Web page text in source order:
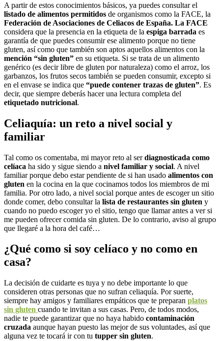
A partir de estos conocimientos básicos, ya puedes consultar el
listado de alimentos permitidos de organismos como la FACE, la
Federación de Asociaciones de Celiacos de España. La FACE
considera que la presencia en la etiqueta de la espiga barrada es
garantía de que puedes consumir ese alimento porque no tiene
gluten, así como que también son aptos aquellos alimentos con la
mención “sin gluten” en su etiqueta. Si se trata de un alimento
genérico (es decir libre de gluten por naturaleza) como el arroz, los
garbanzos, los frutos secos también se pueden consumir, excepto si
en el envase se indica que “puede contener trazas de gluten”. Es
decir, que siempre deberás hacer una lectura completa del
etiquetado nutricional.
Celiaquía: un reto a nivel social y
familiar
Tal como os comentaba, mi mayor reto al serdiagnosticada como
celíaca ha sido y sigue siendo a nivel familiar y social. A nivel
familiar porque debo estar pendiente de si han usado alimentos con
gluten en la cocina en la que cocinamos todos los miembros de mi
familia. Por otro lado, a nivel social porque antes de escoger un sitio
donde comer, debo consultar la lista de restaurantes sin gluten y
cuando no puedo escoger yo el sitio, tengo que llamar antes a ver si
me pueden ofrecer comida sin gluten. De lo contrario, aviso al grupo
que llegaré a la hora del café…
¿Qué como si soy celíaco y no como en
casa?
La decisión de cuidarte es tuya y no debe importante lo que
consideren otras personas que no sufran celiaquía. Por suerte,
siempre hay amigos y familiares empáticos que te preparan platos
sin gluten cuando te invitan a sus casas. Pero, de todos modos,
nadie te puede garantizar que no haya habido contaminación
cruzada aunque hayan puesto las mejor de sus voluntades, así que
alguna vez te tocará ir con tu tupper sin gluten.